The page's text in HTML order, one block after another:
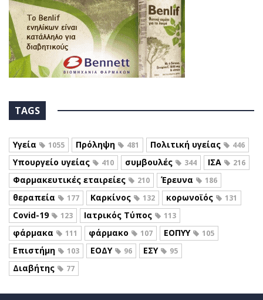
TAGS
Υγεία 1055 Πρόληψη 481 Πολιτική υγείας 446
Υπουργείο υγείας 410 συμβουλές 344 ΙΣΑ 216
Φαρμακευτικές εταιρείες 210 Έρευνα 186
θεραπεία 177 Καρκίνος 132 κορωνοϊός 131
Covid-19 123 Ιατρικός Τύπος 113
φάρμακα 111 φάρμακο 107 ΕΟΠΥΥ 105
Επιστήμη 103 ΕΟΔΥ 96 ΕΣΥ 95
Διαβήτης 77